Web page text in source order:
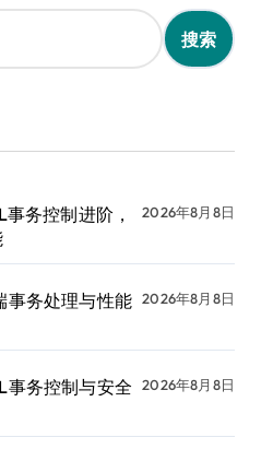
务控制进阶，
2026年8月8日
事务处理与性能 2026年8月8日
事务控制与安全
2026年8月8日